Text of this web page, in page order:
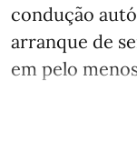
condução
arranque de
em pelo